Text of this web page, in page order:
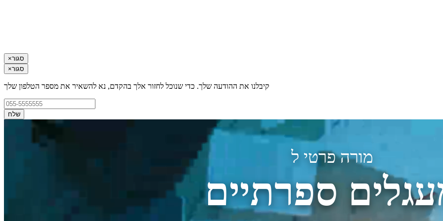
×סגור
×סגור
קיבלנו את ההודעה שלך. כדי שנוכל לחזור אלך בהקדם, נא להשאיר את מספר הטלפון שלך
שלח
מורה פרטי ל
ספרתיים